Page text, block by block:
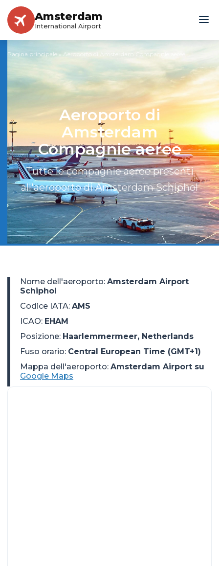
Amsterdam
International Airport
Pagina principale » Aeroporto di Amsterdam Compagnie aeree
Aeroporto di
Amsterdam
Compagnie aeree
Tutte le compagnie aeree presenti
all'aeroporto di Amsterdam Schiphol
Nome dell'aeroporto: Amsterdam Airport
Schiphol
Codice IATA: AMS
ICAO: EHAM
Posizione: Haarlemmermeer, Netherlands
Fuso orario: Central European Time (GMT+1)
Mappa dell'aeroporto: Amsterdam Airport su
Google Maps